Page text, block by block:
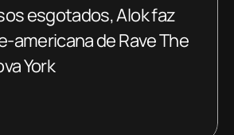
esgotados, Alok faz
americana de Rave The
York